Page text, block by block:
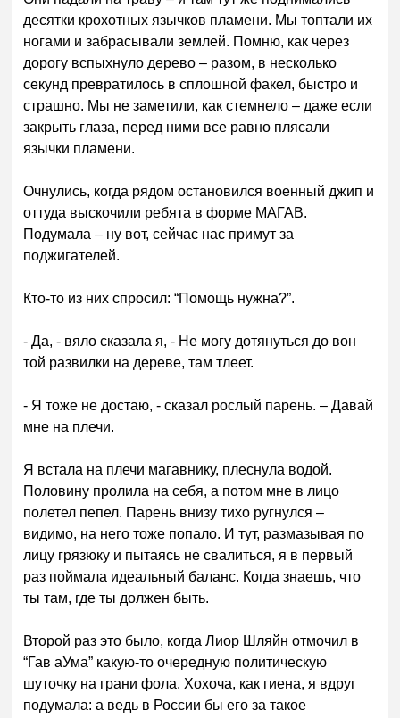
десятки крохотных язычков пламени. Мы топтали их
ногами и забрасывали землей. Помню, как через
дорогу вспыхнуло дерево – разом, в несколько
секунд превратилось в сплошной факел, быстро и
страшно. Мы не заметили, как стемнело – даже если
закрыть глаза, перед ними все равно плясали
язычки пламени.
Очнулись, когда рядом остановился военный джип и
оттуда выскочили ребята в форме МАГАВ.
Подумала – ну вот, сейчас нас примут за
поджигателей.
Кто-то из них спросил: “Помощь нужна?”.
- Да, - вяло сказала я, - Не могу дотянуться до вон
той развилки на дереве, там тлеет.
- Я тоже не достаю, - сказал рослый парень. – Давай
мне на плечи.
Я встала на плечи магавнику, плеснула водой.
Половину пролила на себя, а потом мне в лицо
полетел пепел. Парень внизу тихо ругнулся –
видимо, на него тоже попало. И тут, размазывая по
лицу грязюку и пытаясь не свалиться, я в первый
раз поймала идеальный баланс. Когда знаешь, что
ты там, где ты должен быть.
Второй раз это было, когда Лиор Шляйн отмочил в
“Гав аУма” какую-то очередную политическую
шуточку на грани фола. Хохоча, как гиена, я вдруг
подумала: а ведь в России бы его за такое